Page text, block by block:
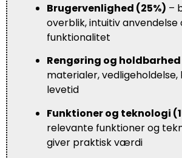
Brugervenlighed (25%) –
overblik, intuitiv anvendelse
funktionalitet
Rengøring og holdbarhed
materialer,
levetid
Funktioner og teknologi
relevante funktioner og
giver praktisk værdi